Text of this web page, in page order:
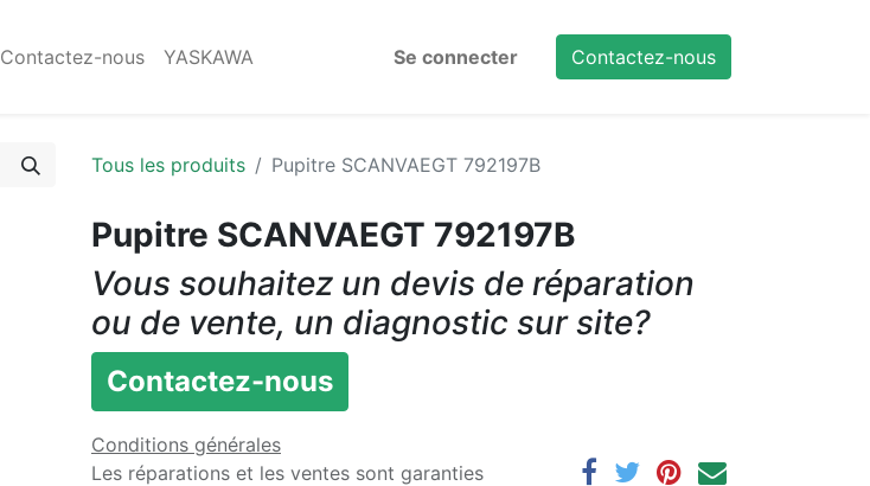
Contactez-nous YASKAWA Se connecter Contactez-nous
Tous les produits Pupitre SCANVAEGT 792197B
Pupitre SCANVAEGT 792197B
Vous souhaitez un devis de réparation
ou de vente, un diagnostic sur site?
Contactez-nous
Conditions générales
Les réparations et les ventes sont garanties